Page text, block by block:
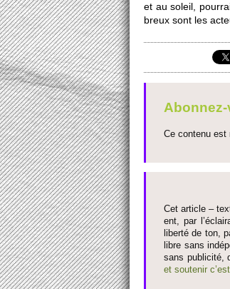
et au so­leil,
breux sont les
Ce contenu est
Cet article –
ent, par
liberté de ton,
libre sans
sans publi­cité,
et so­utenir